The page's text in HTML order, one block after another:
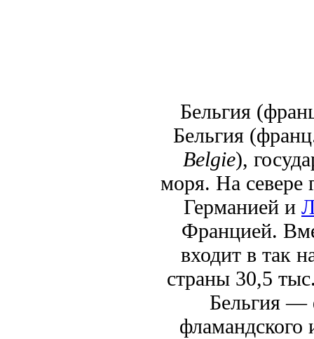
Бельгия
Бельгия
Belgie),
моря. На севере
Германией и
Францией.
входит в так
страны 30,5
Бельгия —